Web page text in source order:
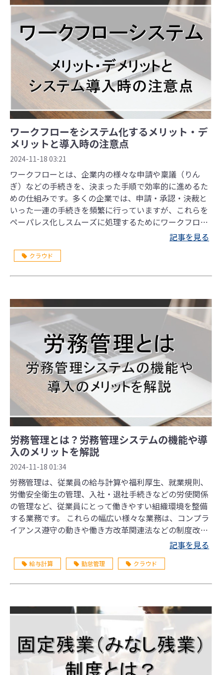
ワークフローをシステム化するメリット・デ
メリットと導入時の注意点
2024-11-18 03:21
ワークフローとは、企業内の様々な申請や稟議（りん
ぎ）などの手続きを、決まった手順で効率的に進めるた
めの仕組みです。多くの企業では、申請・承認・決裁と
いった一連の手続きを頻繁に行っていますが、これらを
ペーパレス化しスムーズに処理するためにワークフロー
ト・デメリット、システムを選ぶ際の注意点などをわか
記事を見る
クラウド
労務管理とは？労務管理システムの機能や導
入のメリットを解説
2024-11-18 01:34
労務管理は、従業員の給与計算や福利厚生、就業規則、
労働安全衛生の管理、入社・退社手続きなどの労使関係
の管理など、従業員にとって働きやすい組織環境を整備
する業務です。 これらの幅広い様々な業務は、コンプラ
イアンス遵守の動きや働き方改革関連法などの制度改正
により、重要性は増す一方です。しかし、労務管理はま
事では労務管理とは何か、労務管理システムの基本的な
記事を見る
給与計算 勤怠管理 クラウド